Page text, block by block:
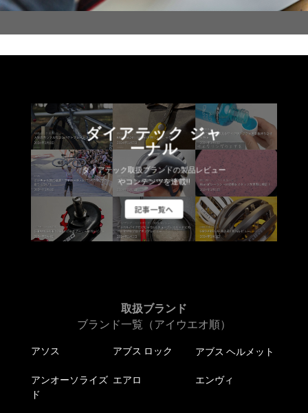
ダイアテック ジャ
ーナル
ダイアテック取扱ブランドの製品レビュー
やコンテンツを連載!!
記事一覧へ
取扱ブランド
ブランド一覧（アイウエオ順）
アソス アブス ロック アブス ヘルメット
アンオーソライズ
ド
エアロ エンヴィ